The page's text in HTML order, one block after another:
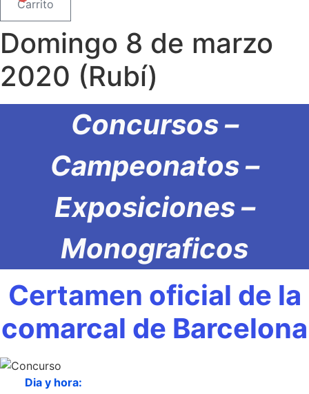
Carrito
Domingo 8 de marzo
2020 (Rubí)
Concursos –
Campeonatos –
Exposiciones –
Monograficos
Certamen oficial de la
comarcal de Barcelona
Dia y hora: